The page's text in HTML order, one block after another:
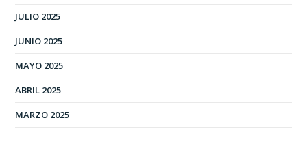
JULIO 2025
JUNIO 2025
MAYO 2025
ABRIL 2025
MARZO 2025